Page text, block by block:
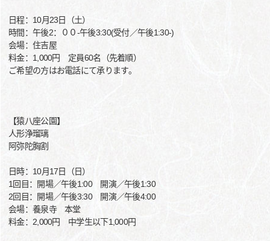
日程：10月23日（土）
時間：午後2：００-午後3:30(受付／午後1:30-)
会場：住吉屋
料金：1,000円 定員60名（先着順）
ご希望の方はお電話にて承ります。
【猿八座公園】
人形浄瑠璃
阿弥陀胸割
日時：10月17日（日）
1回目：開場／午後1:00 開演／午後1:30
2回目：開場／午後3:30 開演／午後4:00
会場：養泉寺 本堂
料金：2,000円 中学生以下1,000円